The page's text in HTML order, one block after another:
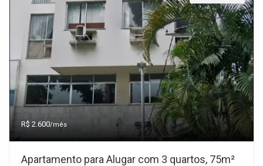
R$ 2.600/mês
Apartamento para Alugar com 3 quartos, 75m²